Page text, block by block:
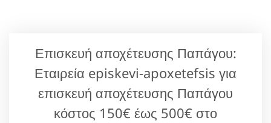
Επισκευή αποχέτευσης Παπάγου:
Εταιρεία episkevi-apoxetefsis για
επισκευή αποχέτευσης Παπάγου
κόστος 150€ έως 500€ στο